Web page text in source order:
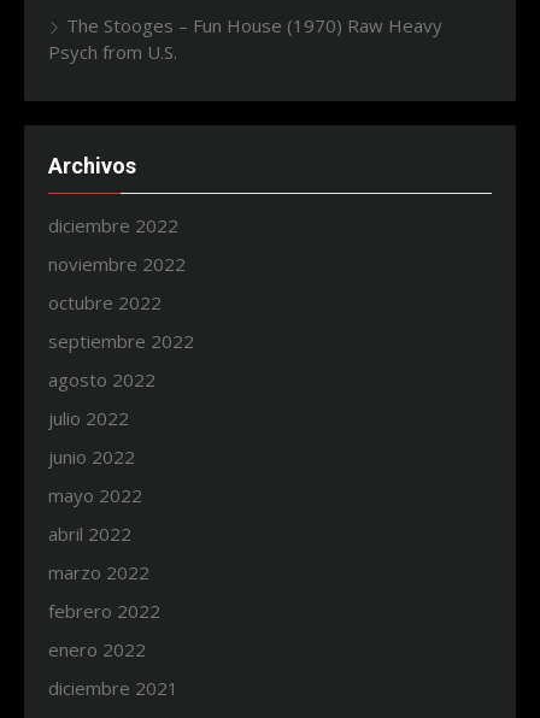
The Stooges – Fun House (1970) Raw Heavy
Psych from U.S.
Archivos
diciembre 2022
noviembre 2022
octubre 2022
septiembre 2022
agosto 2022
julio 2022
junio 2022
mayo 2022
abril 2022
marzo 2022
febrero 2022
enero 2022
diciembre 2021